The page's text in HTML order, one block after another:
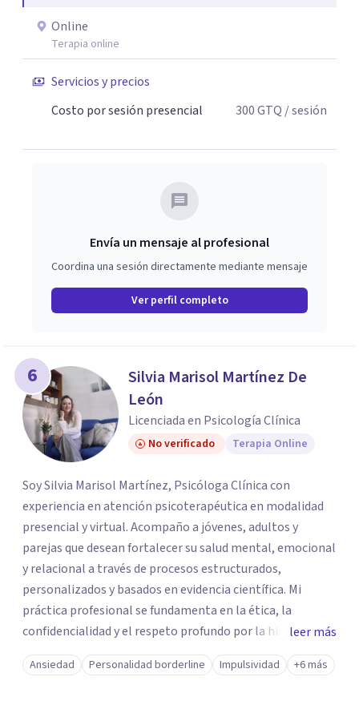
Online
Terapia online
Servicios y precios
Costo por sesión presencial
300GTQ / sesión
Envía un mensaje al profesional
Coordina una sesión directamente mediante mensaje
Ver perfil completo
6
Silvia Marisol Martínez De
León
Licenciada en Psicología Clínica
No verificado Terapia Online
Soy Silvia Marisol Martínez, Psicóloga Clínica con
experiencia en atención psicoterapéutica en modalidad
presencial y virtual. Acompaño a jóvenes, adultos y
parejas que desean fortalecer su salud mental, emocional
y relacional a través de procesos estructurados,
personalizados y basados en evidencia científica. Mi
práctica profesional se fundamenta en la ética, la
confidencialidad y el respeto profundo por la historia
individual de cada paciente. Concibo la terapia como un
espacio seguro de reflexión, autoconocimiento y
leer más
Ansiedad Personalidad borderline Impulsividad +6 más